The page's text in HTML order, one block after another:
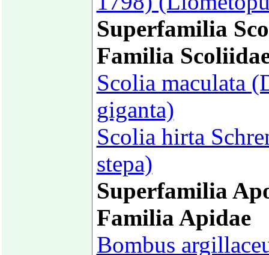
Superfamilia
Familia
Scolia maculata
giganta)
Scolia hirta
stepa)
Superfamilia
Familia Apidae
Bombus